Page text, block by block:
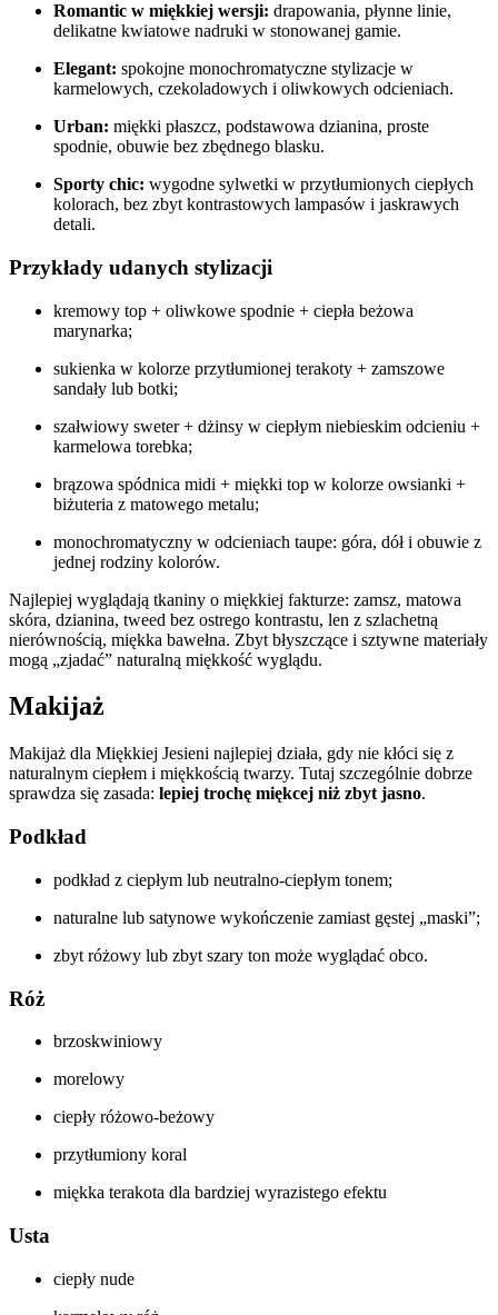
Romantic w miękkiej wersji: drapowania, płynne linie,
delikatne kwiatowe nadruki w stonowanej gamie.
Elegant: spokojne monochromatyczne stylizacje w
karmelowych, czekoladowych i oliwkowych odcieniach.
Urban: miękki płaszcz, podstawowa dzianina, proste
spodnie, obuwie bez zbędnego blasku.
Sporty chic: wygodne sylwetki w przytłumionych ciepłych
kolorach, bez zbyt kontrastowych lampasów i jaskrawych
detali.
Przykłady udanych stylizacji
kremowy top + oliwkowe spodnie + ciepła beżowa
marynarka;
sukienka w kolorze przytłumionej terakoty + zamszowe
sandały lub botki;
szałwiowy sweter + dżinsy w ciepłym niebieskim odcieniu +
karmelowa torebka;
brązowa spódnica midi + miękki top w kolorze owsianki +
biżuteria z matowego metalu;
monochromatyczny w odcieniach taupe: góra, dół i obuwie z
jednej rodziny kolorów.
Najlepiej wyglądają tkaniny o miękkiej fakturze: zamsz, matowa
skóra, dzianina, tweed bez ostrego kontrastu, len z szlachetną
nierównością, miękka bawełna. Zbyt błyszczące i sztywne materiały
mogą „zjadać” naturalną miękkość wyglądu.
Makijaż
Makijaż dla Miękkiej Jesieni najlepiej działa, gdy nie kłóci się z
naturalnym ciepłem i miękkością twarzy. Tutaj szczególnie dobrze
sprawdza się zasada: lepiej trochę miękcej niż zbyt jasno.
Podkład
podkład z ciepłym lub neutralno-ciepłym tonem;
naturalne lub satynowe wykończenie zamiast gęstej „maski”;
zbyt różowy lub zbyt szary ton może wyglądać obco.
Róż
brzoskwiniowy
morelowy
ciepły różowo-beżowy
przytłumiony koral
miękka terakota dla bardziej wyrazistego efektu
Usta
ciepły nude